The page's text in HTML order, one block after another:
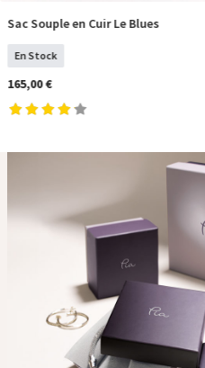
COMMANDER
Sac Souple en Cuir Le Blues
En Stock
165,00 €